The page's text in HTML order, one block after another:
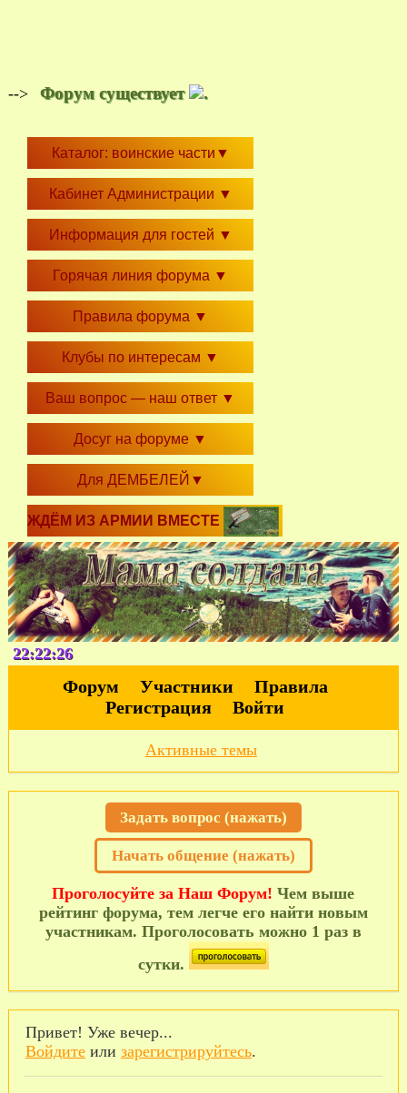
--> Форум существует .
Каталог: воинские части ▼
Кабинет Администрации ▼
Информация для гостей ▼
Горячая линия форума ▼
Правила форума ▼
Клубы по интересам ▼
Ваш вопрос — наш ответ ▼
Досуг на форуме ▼
Для ДЕМБЕЛЕЙ ▼
ЖДЁМ ИЗ АРМИИ ВМЕСТЕ
22:22:27
Форум Участники
Правила
Регистрация
Войти
Активные темы
Задать вопрос (нажать)
Начать общение (нажать)
Проголосуйте за Наш Форум! Чем выше
рейтинг форума, тем легче его найти новым
участникам. Проголосовать можно 1 раз в
сутки.
Привет! Уже вечер...
Войдитеили зарегистрируйтесь.